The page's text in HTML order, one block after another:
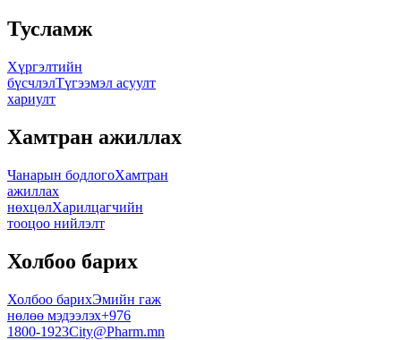
Тусламж
Хүргэлтийн
бүсчлэлТүгээмэл асуулт
хариулт
Хамтран ажиллах
Чанарын бодлогоХамтран
ажиллах
нөхцөлХарилцагчийн
тооцоо нийлэлт
Холбоо барих
Холбоо барихЭмийн гаж
нөлөө мэдээлэх+976
1800-1923City@Pharm.mn